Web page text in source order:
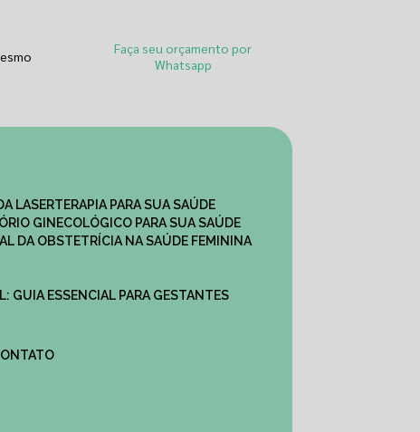
Faça seu orçamento por
Whatsapp
LASERTERAPIA PARA SUA SAÚDE
GINECOLÓGICO PARA SUA SAÚDE
DA OBSTETRÍCIA NA SAÚDE FEMININA
GUIA ESSENCIAL PARA GESTANTES
CONTATO